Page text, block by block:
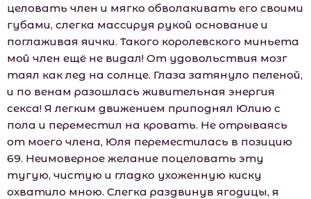
целовать член и мягко обволакивать его своими
губами, слегка массируя рукой основание и
поглаживая яички. Такого королевского миньета
мой член ещё не видал! От удовольствия мозг
таял как лед на солнце. Глаза затянуло пеленой,
и по венам разошлась живительная энергия
секса! Я легким движением приподнял Юлию с
пола и переместил на кровать. Не отрываясь
от моего члена, Юля переместилась в позицию
69. Неимоверное желание поцеловать эту
тугую, чистую и гладко ухоженную киску
охватило мною. Слегка раздвинув ягодицы, я